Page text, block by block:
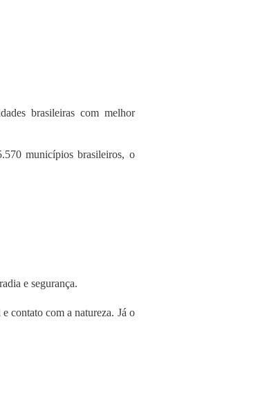
brasileiras com melhor
municípios brasileiros, o
e segurança.
contato com a natureza. Já o